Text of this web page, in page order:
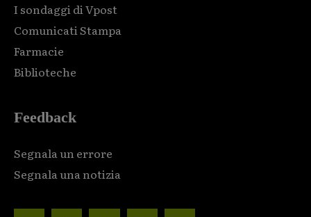
I sondaggi di Vpost
Comunicati Stampa
Farmacie
Biblioteche
Feedback
Segnala un errore
Segnala una notizia